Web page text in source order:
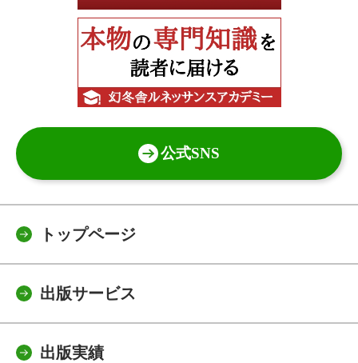
公式SNS
トップページ
出版サービス
出版実績